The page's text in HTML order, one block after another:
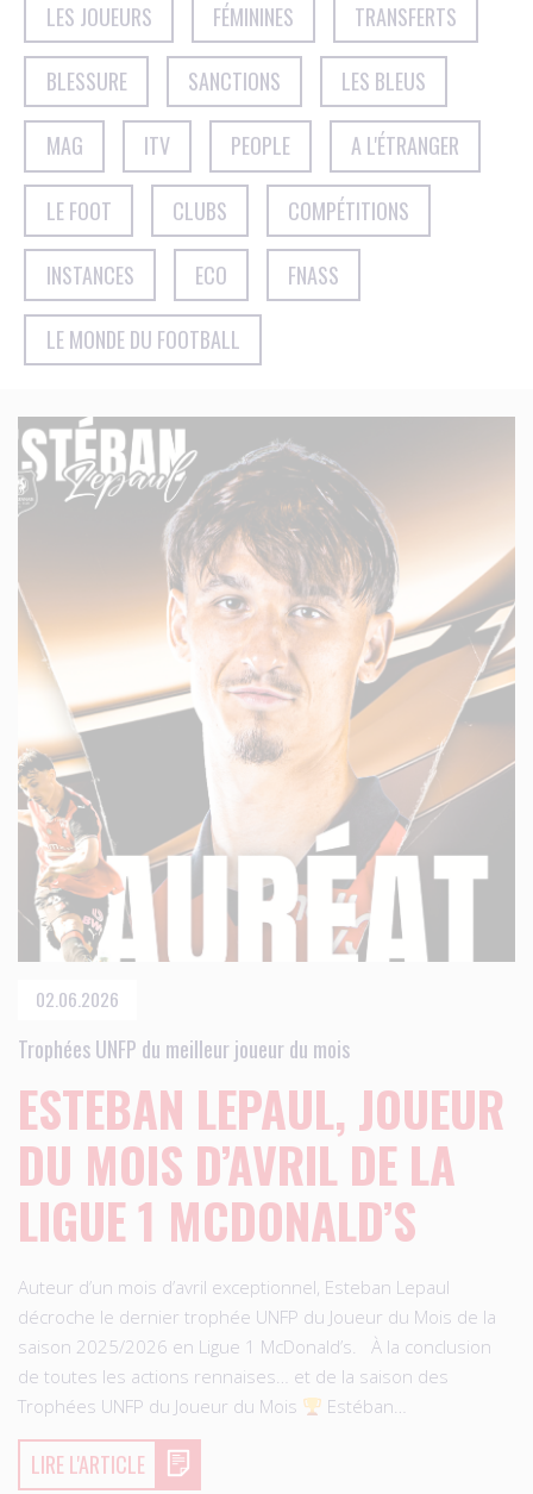
LES JOUEURS FÉMININES TRANSFERTS
BLESSURE SANCTIONS LES BLEUS
MAG ITV PEOPLE A L'ÉTRANGER
LE FOOT CLUBS COMPÉTITIONS
INSTANCES ECO FNASS
LE MONDE DU FOOTBALL
02.06.2026
Trophées UNFP du meilleur joueur du mois
ESTEBAN LEPAUL, JOUEUR
DU MOIS D’AVRIL DE LA
LIGUE 1 MCDONALD’S
Auteur d’un mois d’avril exceptionnel, Esteban Lepaul
décroche le dernier trophée UNFP du Joueur du Mois de la
saison 2025/2026 en Ligue 1 McDonald’s. À la conclusion
de toutes les actions rennaises… et de la saison des
Trophées UNFP du Joueur du Mois
Estéban…
LIRE L'ARTICLE